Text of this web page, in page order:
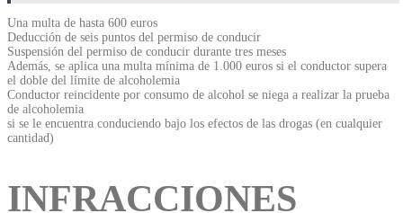
Una multa de hasta 600 euros
Deducción de seis puntos del permiso de conducir
Suspensión del permiso de conducir durante tres meses
Además, se aplica una multa mínima de 1.000 euros si el conductor supera
el doble del límite de alcoholemia
Conductor reincidente por consumo de alcohol se niega a realizar la prueba
de alcoholemia
si se le encuentra conduciendo bajo los efectos de las drogas (en cualquier
cantidad)
INFRACCIONES